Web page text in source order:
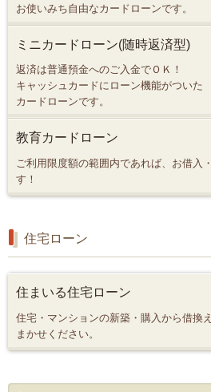
お使いみち自由なカードローンです。
ミニカードローン(随時返済型)
返済は普通預金へのご入金でＯＫ！
キャッシュカードにローン機能がついた
カードローンです。
教育カードローン
ご利用限度額の範囲内であれば、お借入
す！
住宅ローン
住まいる住宅ローン
住宅・マンションの新築・購入から借換
まかせください。